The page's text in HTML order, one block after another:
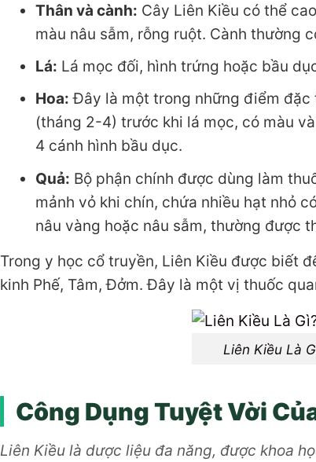
Thân và cành: Cây Liên Kiều có thể
màu nâu sẫm, rỗng ruột. Cành thường
Lá: Lá mọc đối, hình trứng hoặc bầu
Hoa: Đây là một trong những điểm đặc
(tháng 2-4) trước khi lá mọc, có màu
4 cánh hình bầu dục.
Quả: Bộ phận chính được dùng làm
mảnh vỏ khi chín, chứa nhiều hạt nhỏ
nâu vàng hoặc nâu sẫm, thường được
Trong y học cổ truyền, Liên Kiều được biết
kinh Phế, Tâm, Đởm. Đây là một vị thuốc
Liên Kiều Là
Công Dụng Tuyệt Vời
Liên Kiều là dược liệu đa năng, được khoa